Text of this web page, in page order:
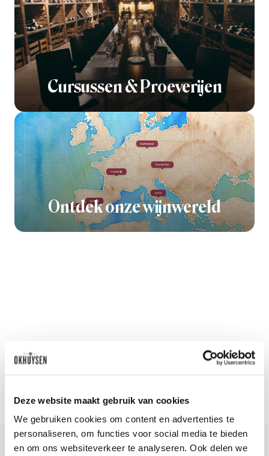
Deze website maakt gebruik van cookies
We gebruiken cookies om content en advertenties te
personaliseren, om functies voor social media te bieden
en om ons websiteverkeer te analyseren. Ook delen we
Cursussen & Proeverijen
Ontdek onze wijnwereld